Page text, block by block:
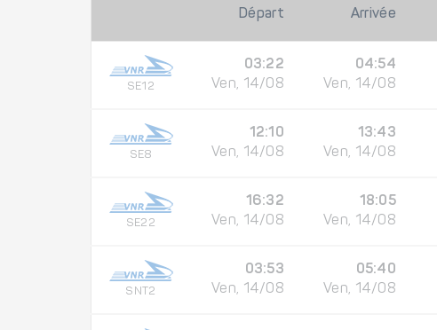
Départ Arrivée
SE12
03:22
Ven, 14/08
04:54
Ven, 14/08
SE8
12:10
Ven, 14/08
13:43
Ven, 14/08
SE22
16:32
Ven, 14/08
18:05
Ven, 14/08
SNT2
03:53
Ven, 14/08
05:40
Ven, 14/08